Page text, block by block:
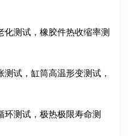
化测试，橡胶件热收缩率测
测试，缸筒高温形变测试，
环测试，极热极限寿命测